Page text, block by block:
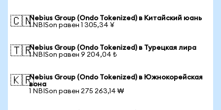
🇨🇳Nebius Group (Ondo Tokenized) в Китайский юань
1 NBISon равен 1 305,34 ¥
🇹🇷Nebius Group (Ondo Tokenized) в Турецкая лира
1 NBISon равен 9 204,04 ₺
🇰🇷Nebius Group (Ondo Tokenized) в Южнокорейская
вона
1 NBISon равен 275 263,14 ₩